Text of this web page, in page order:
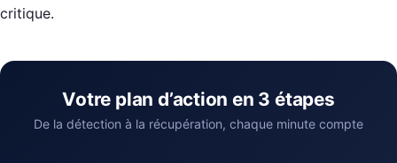
critique.
Votre plan d’action en 3 étapes
De la détection à la récupération, chaque minute compte